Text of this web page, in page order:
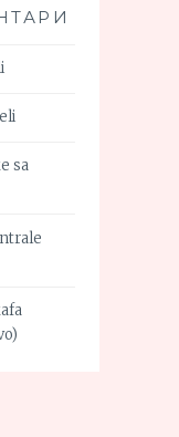
sa